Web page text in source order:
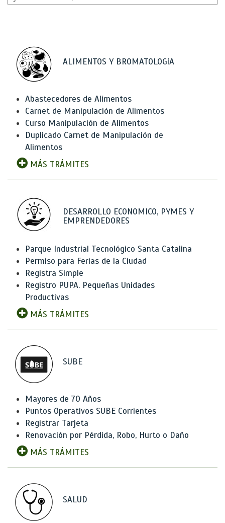
ALIMENTOS Y BROMATOLOGíA
Abastecedores de Alimentos
Carnet de Manipulación de Alimentos
Curso Manipulación de Alimentos
Duplicado Carnet de Manipulación de
Alimentos
MÁS TRÁMITES
DESARROLLO ECONOMICO, PYMES Y
EMPRENDEDORES
Parque Industrial Tecnológico Santa Catalina
Permiso para Ferias de la Ciudad
Registra Simple
Registro PUPA. Pequeñas Unidades
Productivas
MÁS TRÁMITES
SUBE
Mayores de 70 Años
Puntos Operativos SUBE Corrientes
Registrar Tarjeta
Renovación por Pérdida, Robo, Hurto o Daño
MÁS TRÁMITES
SALUD